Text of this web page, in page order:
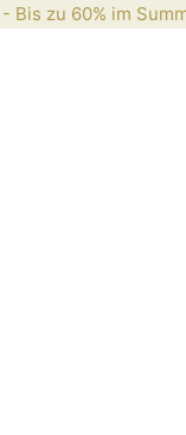
Bis zu 60% im